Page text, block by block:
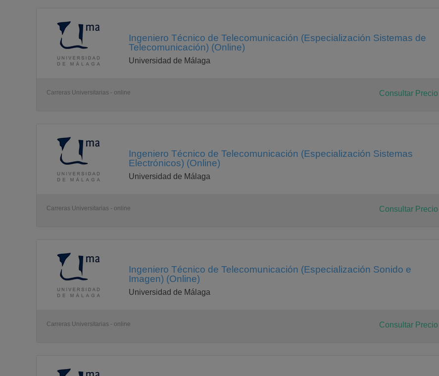
Ingeniero Técnico de Telecomunicación (Especialización Sistemas de
Telecomunicación) (Online)
Universidad de Málaga
Carreras Universitarias - online Consultar Precio
Ingeniero Técnico de Telecomunicación (Especialización Sistemas
Electrónicos) (Online)
Universidad de Málaga
Carreras Universitarias - online Consultar Precio
Ingeniero Técnico de Telecomunicación (Especialización Sonido e
Imagen) (Online)
Universidad de Málaga
Carreras Universitarias - online Consultar Precio